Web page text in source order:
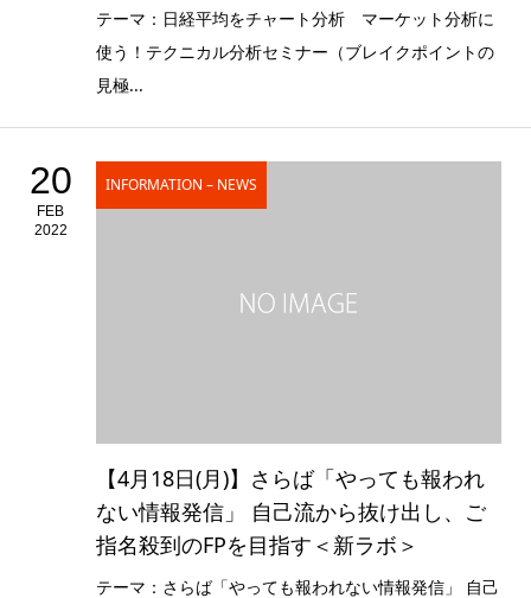
テーマ：日経平均をチャート分析 マーケット分析に
使う！テクニカル分析セミナー（ブレイクポイントの
見極...
20
FEB
2022
INFORMATION – NEWS
【4月18日(月)】さらば「やっても報われ
ない情報発信」 自己流から抜け出し、ご
指名殺到のFPを目指す＜新ラボ＞
テーマ：さらば「やっても報われない情報発信」 自己